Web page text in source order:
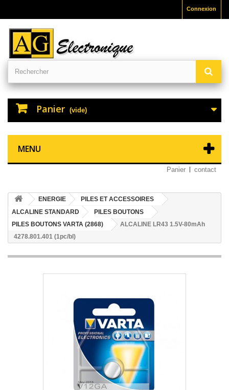
Connexion
Panier (vide)
MENU
Panier contact
ENERGIE
PILES ET ACCESSOIRES
ALCALINE STANDARD
PILES BOUTONS
PILES BOUTONS VARTA (2868)
ALCALINE LR43 1.5V-80mAh
4278.801.401 (1pc/bl)